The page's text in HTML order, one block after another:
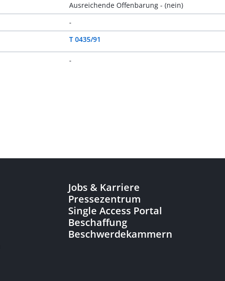
Ausreichende Offenbarung - (nein)
-
T 0435/91
-
Jobs & Karriere
Pressezentrum
Single Access Portal
Beschaffung
Beschwerdekammern